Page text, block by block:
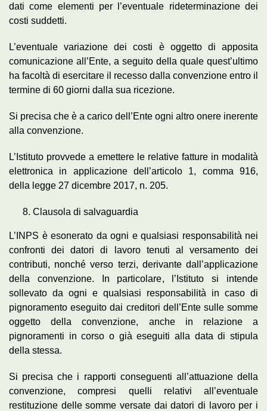
dati come elementi per l’eventuale rideterminazione dei
costi suddetti.
L’eventuale variazione dei costi è oggetto di apposita
comunicazione all’Ente, a seguito della quale quest’ultimo
ha facoltà di esercitare il recesso dalla convenzione entro il
termine di 60 giorni dalla sua ricezione.
Si precisa che è a carico dell’Ente ogni altro onere inerente
alla convenzione.
L’Istituto provvede a emettere le relative fatture in modalità
elettronica in applicazione dell’articolo 1, comma 916,
della legge 27 dicembre 2017, n. 205.
Clausola di salvaguardia
L’INPS è esonerato da ogni e qualsiasi responsabilità nei
confronti dei datori di lavoro tenuti al versamento dei
contributi, nonché verso terzi, derivante dall’applicazione
della convenzione. In particolare, l’Istituto si intende
sollevato da ogni e qualsiasi responsabilità in caso di
pignoramento eseguito dai creditori dell’Ente sulle somme
oggetto della convenzione, anche in relazione a
pignoramenti in corso o già eseguiti alla data di stipula
della stessa.
Si precisa che i rapporti conseguenti all’attuazione della
convenzione, compresi quelli relativi all’eventuale
restituzione delle somme versate dai datori di lavoro per i